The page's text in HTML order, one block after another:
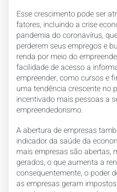
Esse crescimento pode ser
fatores, incluindo a crise
pandemia do coronavírus,
perderem seus empregos e
renda por meio do
facilidade de acesso a
empreender, como cursos e
uma tendência crescente no
incentivado mais pessoas a
empreendedorismo.
A abertura de empresas
indicador da saúde da
mais empresas são abertas,
gerados, o que aumenta a
consequentemente, o poder
as empresas geram